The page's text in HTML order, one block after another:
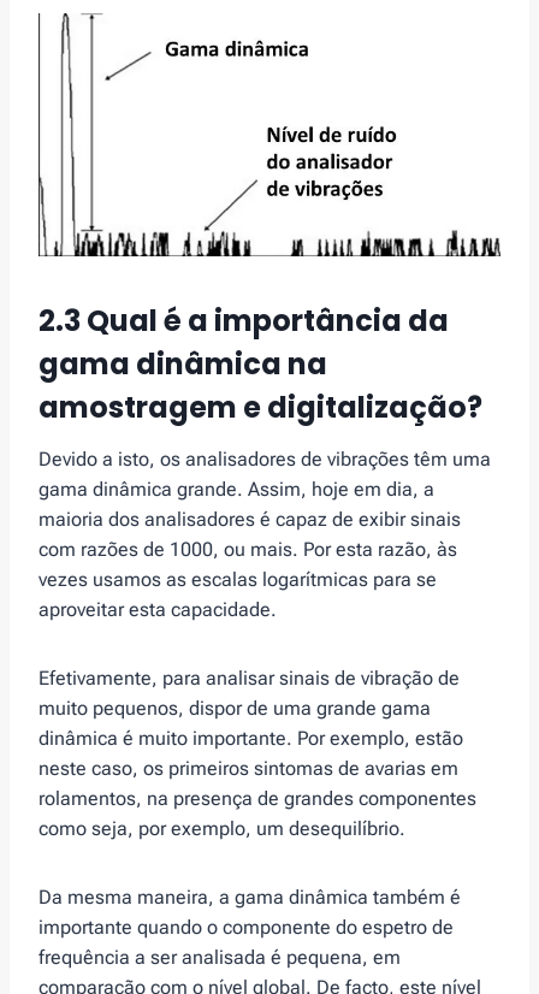
2.3 Qual é a importância da
gama dinâmica na
amostragem e digitalização?
Devido a isto, os analisadores de vibrações têm uma
gama dinâmica grande. Assim, hoje em dia, a
maioria dos analisadores é capaz de exibir sinais
com razões de 1000, ou mais. Por esta razão, às
vezes usamos as escalas logarítmicas para se
aproveitar esta capacidade.
Efetivamente, para analisar sinais de vibração de
muito pequenos, dispor de uma grande gama
dinâmica é muito importante. Por exemplo, estão
neste caso, os primeiros sintomas de avarias em
rolamentos, na presença de grandes componentes
como seja, por exemplo, um desequilíbrio.
Da mesma maneira, a gama dinâmica também é
importante quando o componente do espetro de
frequência a ser analisada é pequena, em
comparação com o nível global. De facto, este nível